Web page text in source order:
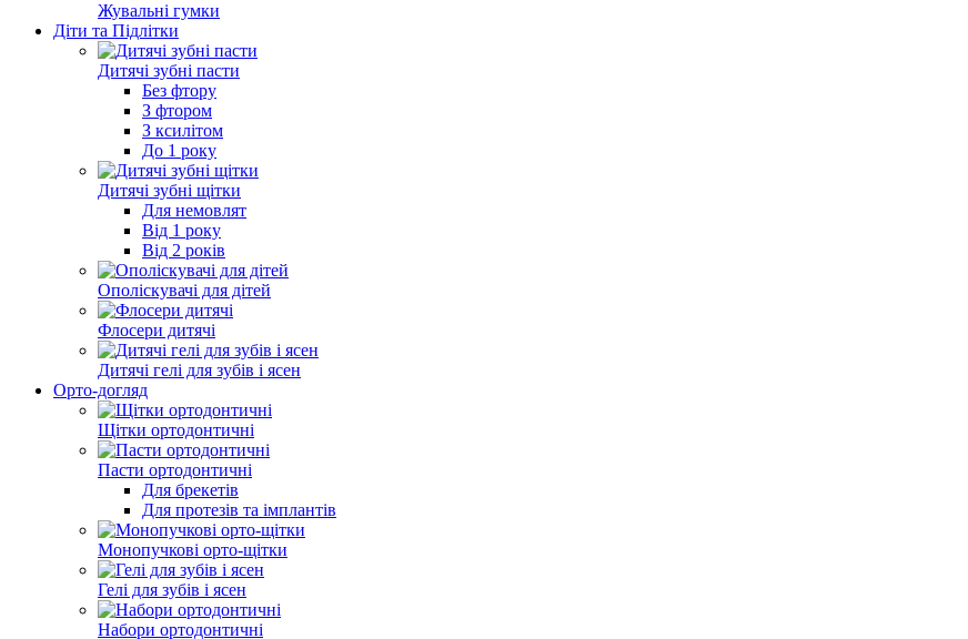
Жувальні гумки
Діти та Підлітки
Дитячі зубні пасти
Без фтору
З фтором
З ксилітом
До 1 року
Дитячі зубні щітки
Для немовлят
Від 1 року
Від 2 років
Ополіскувачі для дітей
Флосери дитячі
Дитячі гелі для зубів і ясен
Орто-догляд
Щітки ортодонтичні
Пасти ортодонтичні
Для брекетів
Для протезів та імплантів
Монопучкові орто-щітки
Гелі для зубів і ясен
Набори ортодонтичні